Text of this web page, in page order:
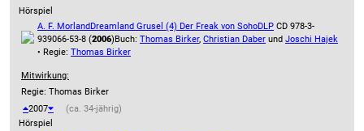
Hörspiel
A. F. MorlandDreamland Grusel (4) Der Freak von SohoDLP CD 978-3-
939066-53-8 (2006)Buch: Thomas Birker, Christian Daber und Joschi Hajek
• Regie: Thomas Birker
Mitwirkung:
Regie: Thomas Birker
2007
(ca. 34-jährig)
Hörspiel